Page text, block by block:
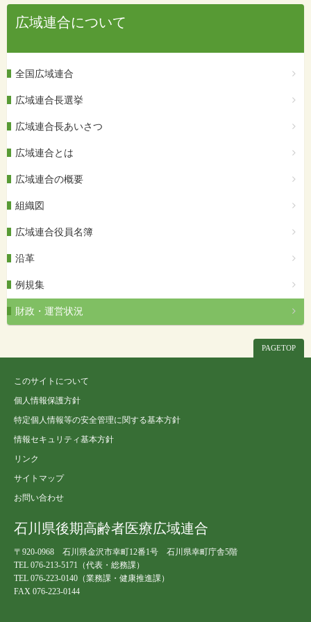
広域連合について
全国広域連合
広域連合長選挙
広域連合長あいさつ
広域連合とは
広域連合の概要
組織図
広域連合役員名簿
沿革
例規集
財政・運営状況
PAGETOP
このサイトについて
個人情報保護方針
特定個人情報等の安全管理に関する基本方針
情報セキュリティ基本方針
リンク
サイトマップ
お問い合わせ
石川県後期高齢者医療広域連合
〒920-0968 石川県金沢市幸町12番1号 石川県幸町庁舎5階
TEL 076-213-5171（代表・総務課）
TEL 076-223-0140（業務課・健康推進課）
FAX 076-223-0144